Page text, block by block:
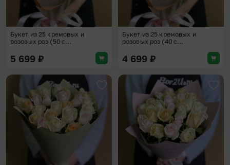
Букет из 25 кремовых и
розовых роз (50 с...
5 699 ₽
Букет из 25 кремовых и
розовых роз (40 с...
4 699 ₽
Добавить в избранное